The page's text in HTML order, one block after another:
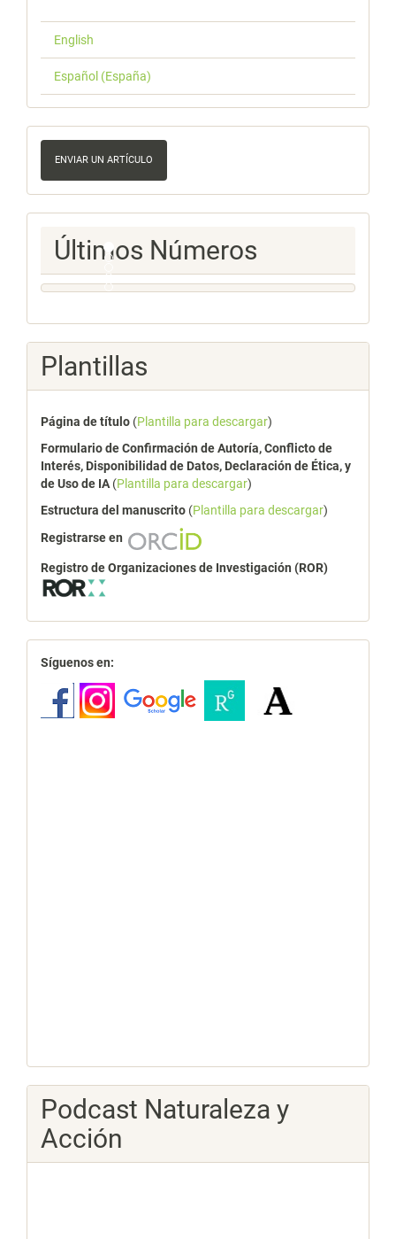
English
Español (España)
Enviar
un
artículo
ENVIAR UN ARTÍCULO
Ultimos
Numeros
Últimos Números
Plantillas
Página de título (Plantilla para descargar)
Formulario de Confirmación de Autoría, Conflicto de
Interés, Disponibilidad de Datos, Declaración de Ética, y
de Uso de IA (Plantilla para descargar)
Estructura del manuscrito (Plantilla para descargar)
Registrarse en
Registro de Organizaciones de Investigación (ROR)
redes
Síguenos en:
Podcast Naturaleza y
Acción